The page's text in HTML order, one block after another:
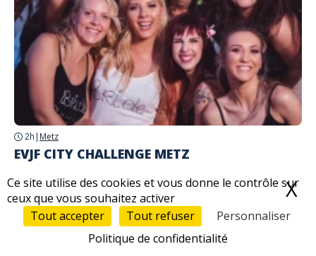
Ce site utilise des cookies et vous donne le contrôle sur
ceux que vous souhaitez activer
Tout accepter
Tout refuser
Personnaliser
Politique de confidentialité
X
2h | Metz
EVJF CITY CHALLENGE METZ
À partir de
69,00 €
... Activité spéciale futurs mariés